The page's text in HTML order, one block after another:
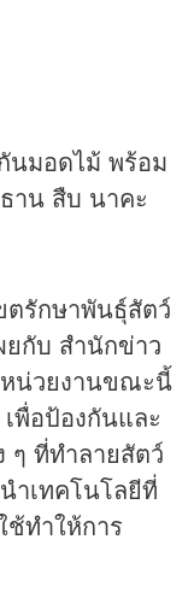
นมอดไม้ พร้อม
าน สืบ นาคะ
รักษาพันธุ์สัตว์
ยกับ สำนักข่าว
หน่วยงานขณะนี้
พื่อป้องกันและ
ๆ ที่ทำลายสัตว์
ำเทคโนโลยีที่
ทำให้การ